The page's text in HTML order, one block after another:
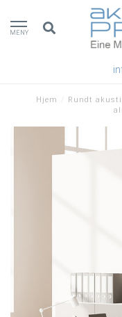
MENY
Hjem
Rundt